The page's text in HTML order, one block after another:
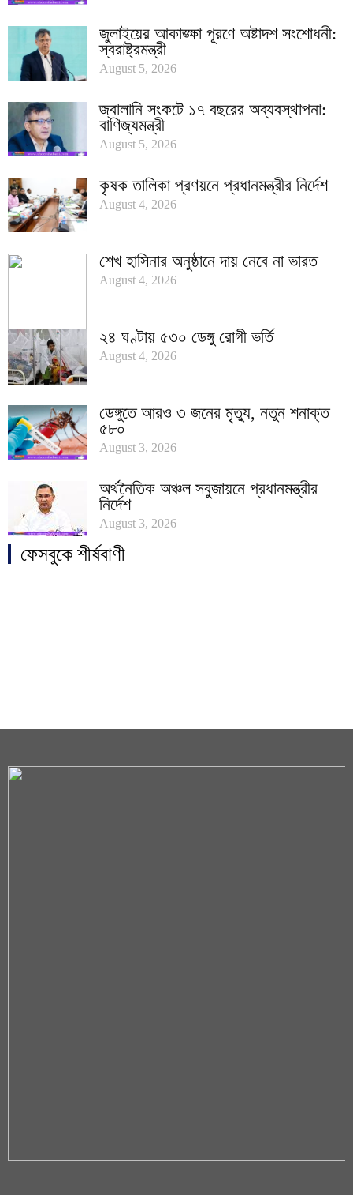
জুলাইয়ের আকাঙ্ক্ষা পূরণে অষ্টাদশ সংশোধনী:
স্বরাষ্ট্রমন্ত্রী
August 5, 2026
জ্বালানি সংকটে ১৭ বছরের অব্যবস্থাপনা:
বাণিজ্যমন্ত্রী
August 5, 2026
কৃষক তালিকা প্রণয়নে প্রধানমন্ত্রীর নির্দেশ
August 4, 2026
শেখ হাসিনার অনুষ্ঠানে দায় নেবে না ভারত
August 4, 2026
২৪ ঘণ্টায় ৫৩০ ডেঙ্গু রোগী ভর্তি
August 4, 2026
ডেঙ্গুতে আরও ৩ জনের মৃত্যু, নতুন শনাক্ত
৫৮০
August 3, 2026
অর্থনৈতিক অঞ্চল সবুজায়নে প্রধানমন্ত্রীর
নির্দেশ
August 3, 2026
ফেসবুকে শীর্ষবাণী